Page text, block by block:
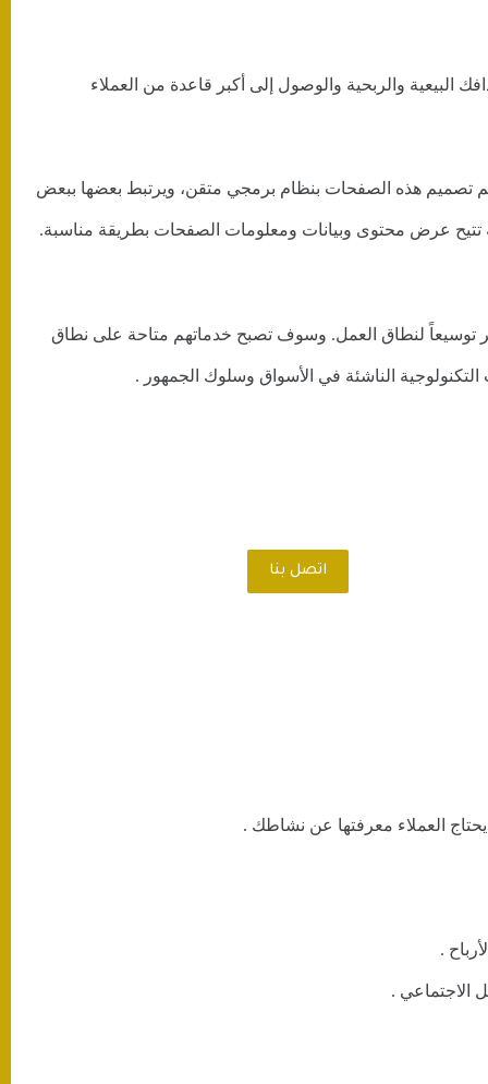
والربحية والوصول إلى أكبر قاعدة من العملاء
تصميم هذه الصفحات بنظام برمجي متقن، ويرتبط بعضها ببعض
عرض محتوى وبيانات ومعلومات الصفحات بطريقة مناسبة.
توسيعاً لنطاق العمل. وسوف تصبح خدماتهم متاحة على نطاق
الناشئة في الأسواق وسلوك الجمهور .
اتصل بنا
الاجتماعي .